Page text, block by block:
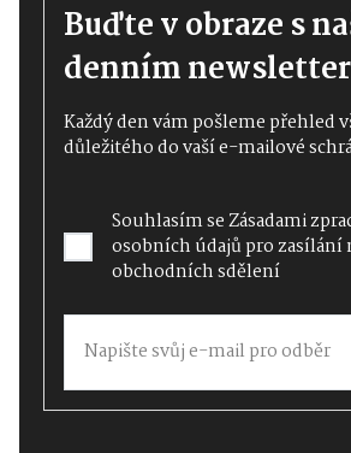
Buďte v obraze s
denním
Každý den vám pošleme přehled
důležitého do vaší e-mailové
Souhlasím seZásadami
osobních údajůpro zasílání
obchodních sdělení